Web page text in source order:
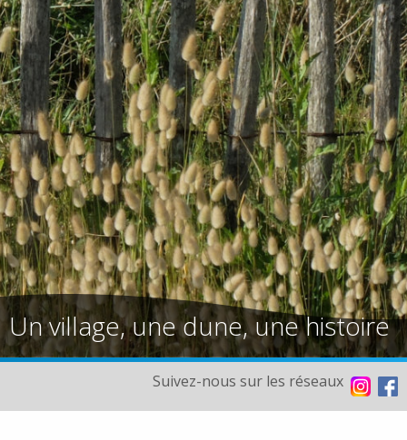
Un village, une dune, une histoire
Suivez-nous sur les réseaux